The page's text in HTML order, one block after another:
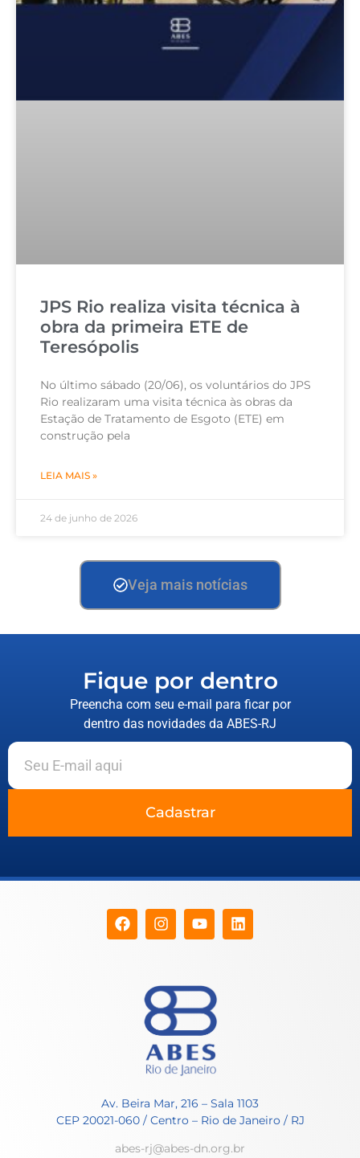
JPS Rio realiza visita técnica à
obra da primeira ETE de
Teresópolis
No último sábado (20/06), os voluntários do JPS
Rio realizaram uma visita técnica às obras da
Estação de Tratamento de Esgoto (ETE) em
construção pela
LEIA MAIS »
24 de junho de 2026
Veja mais notícias
Fique por dentro
Preencha com seu e-mail para ficar por
dentro das novidades da ABES-RJ
Cadastrar
Av. Beira Mar, 216 – Sala 1103
CEP 20021-060 / Centro – Rio de Janeiro / RJ
abes-rj@abes-dn.org.br